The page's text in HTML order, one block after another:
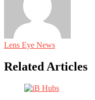
Lens Eye News
Related Articles